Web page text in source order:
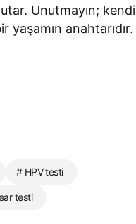
Unutmayın; kendi
anahtarıdır.
# HPV testi
testi